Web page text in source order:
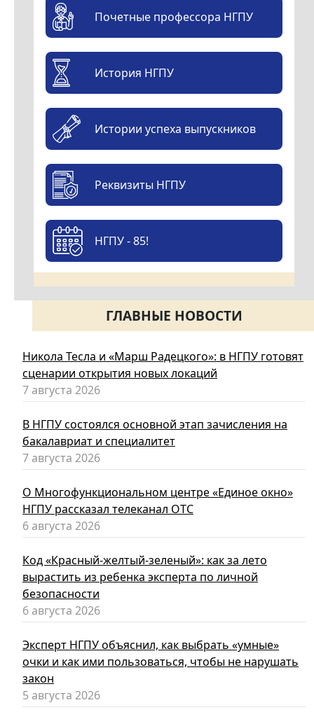
Почетные профессора НГПУ
История НГПУ
Истории успеха выпускников
Реквизиты НГПУ
НГПУ - 85!
ГЛАВНЫЕ НОВОСТИ
Никола Тесла и «Марш Радецкого»: в НГПУ готовят
сценарии открытия новых локаций
7 августа 2026
В НГПУ состоялся основной этап зачисления на
бакалавриат и специалитет
7 августа 2026
О Многофункциональном центре «Единое окно»
НГПУ рассказал телеканал ОТС
6 августа 2026
Код «Красный-желтый-зеленый»: как за лето
вырастить из ребенка эксперта по личной
безопасности
6 августа 2026
Эксперт НГПУ объяснил, как выбрать «умные»
очки и как ими пользоваться, чтобы не нарушать
закон
5 августа 2026